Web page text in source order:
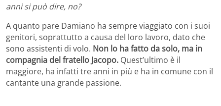
anni si può dire, no?
A quanto pare Damiano ha sempre viaggiato con i suoi
genitori, soprattutto a causa del loro lavoro, dato che
sono assistenti di volo. Non lo ha fatto da solo, ma in
compagnia del fratello Jacopo. Quest’ultimo è il
maggiore, ha infatti tre anni in più e ha in comune con il
cantante una grande passione.